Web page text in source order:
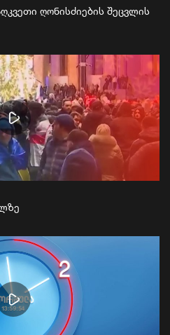
ღონისძიების შეცვლის